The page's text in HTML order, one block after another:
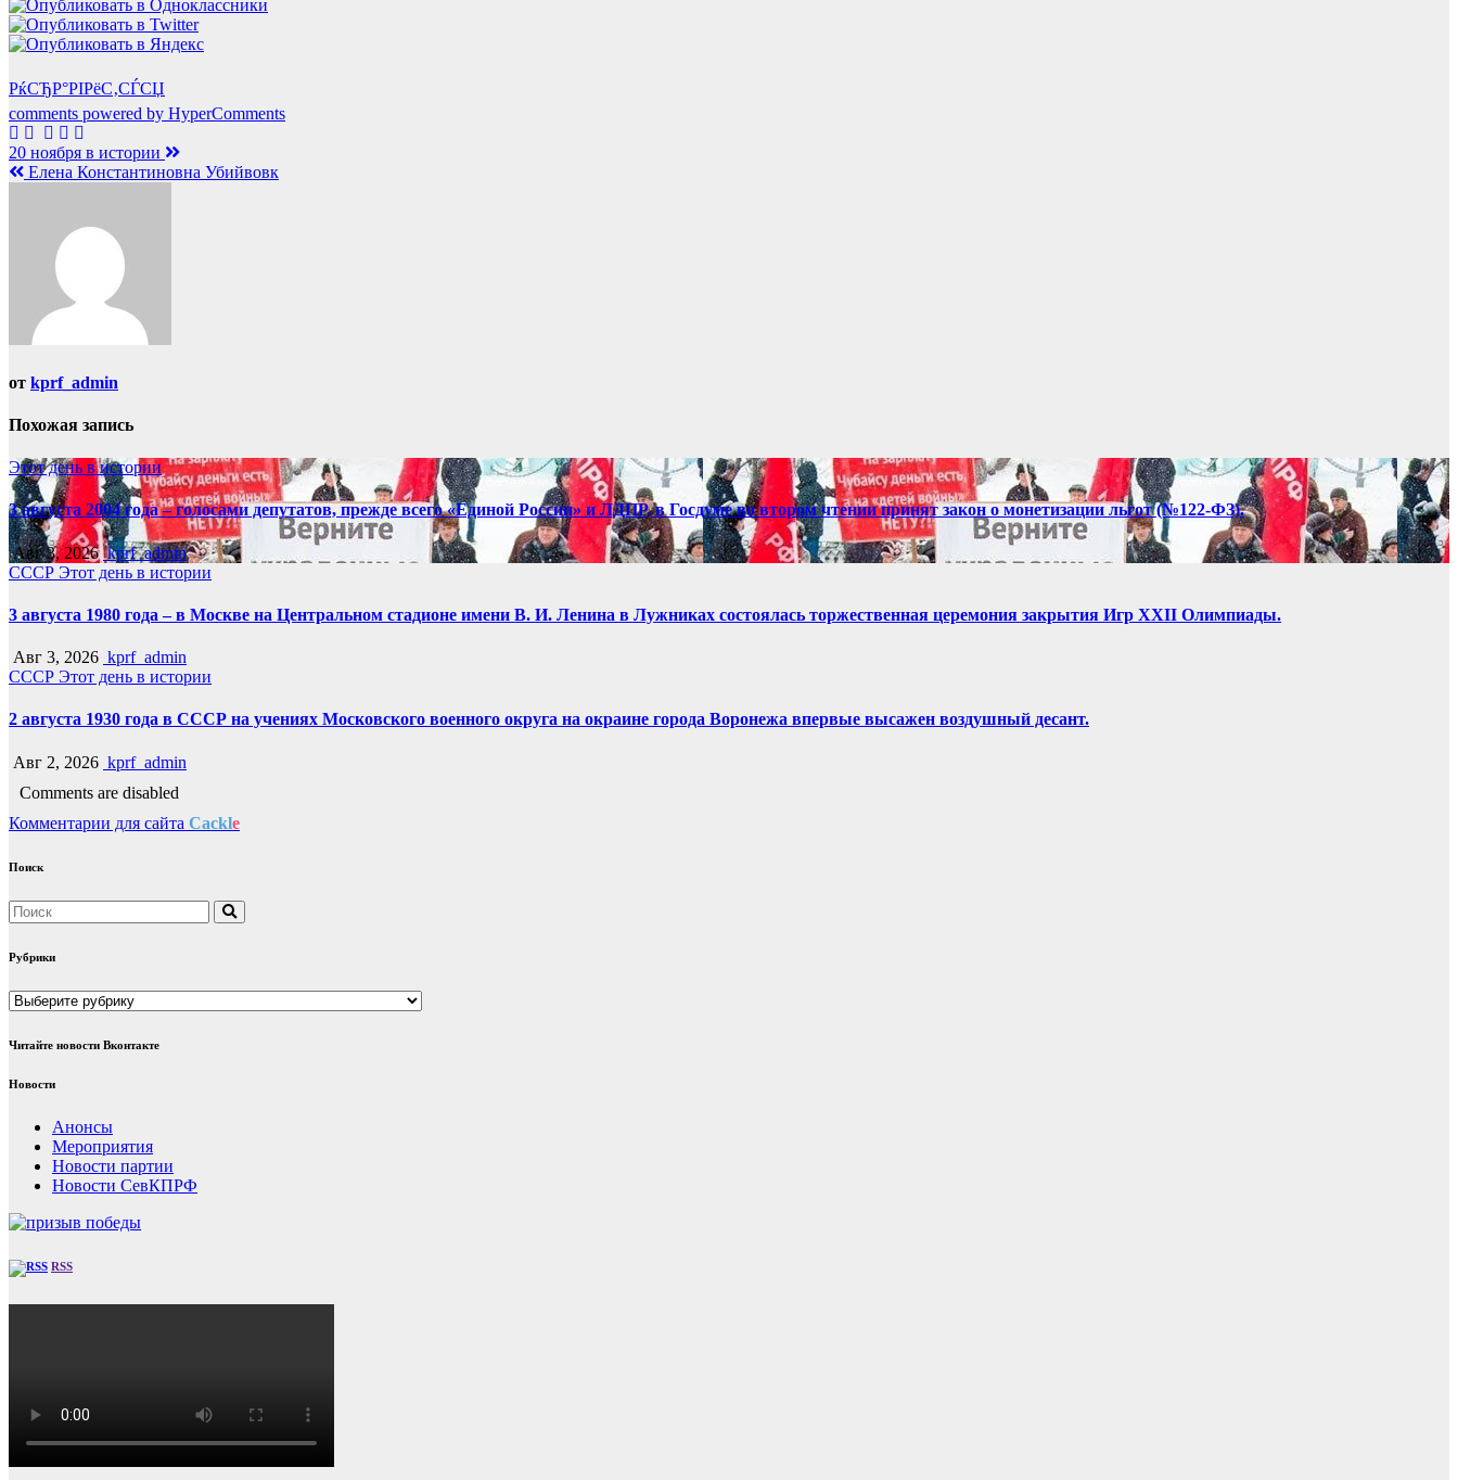
РќСЂР°РІРёС‚СЃСЏ
comments powered by HyperComments
Навигация
по
20 ноября в истории
Елена Константиновна Убийвовк
от kprf_admin
Похожая запись
Этот день в истории
3 августа 2004 года – голосами депутатов, прежде всего «Единой России» и ЛДПР, в Госдуме во втором чтении принят закон о монетизации льгот (№122-ФЗ).
Авг 3, 2026 kprf_admin
СССР Этот день в истории
3 августа 1980 года – в Москве на Центральном стадионе имени В. И. Ленина в Лужниках состоялась торжественная церемония закрытия Игр XXII Олимпиады.
Авг 3, 2026 kprf_admin
СССР Этот день в истории
2 августа 1930 года в СССР на учениях Московского военного округа на окраине города Воронежа впервые высажен воздушный десант.
Авг 2, 2026 kprf_admin
Comments are disabled
Комментарии для сайта Cackle
Поиск
Рубрики
Рубрики
Читайте новости Вконтакте
Новости
Анонсы
Мероприятия
Новости партии
Новости СевКПРФ
RSS